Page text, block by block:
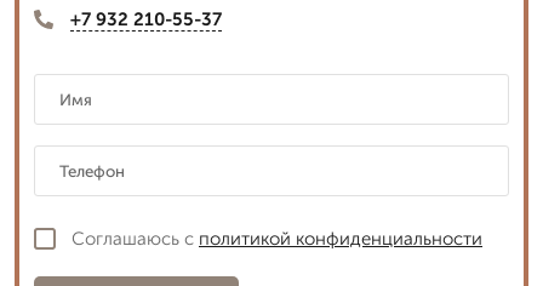
+7 932 210-55-37
Соглашаюсь с политикой конфиденциальности